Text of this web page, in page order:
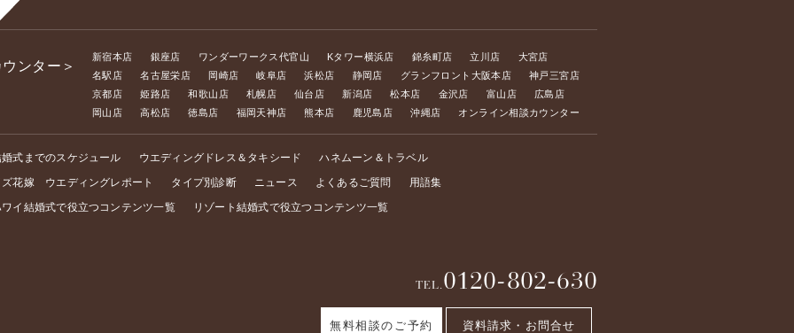
ンター＞
新宿本店 銀座店 ワンダーワークス代官山 Kタワー横浜店 錦糸町店 立川店
大宮店
名駅店
名古屋栄店 岡崎店 岐阜店 浜松店 静岡店 グランフロント大阪本店
神戸三宮店
京都店
姫路店 和歌山店 札幌店 仙台店 新潟店 松本店 金沢店 富山店
広島店
岡山店
高松店 徳島店 福岡天神店 熊本店 鹿児島店 沖縄店 オンライン相談カウンター
婚式までのスケジュール ウエディングドレス＆タキシード
ハネムーン＆トラベル
ズ花嫁 ウエディングレポート タイプ別診断 ニュース よくあるご質問
用語集
ワイ結婚式で役立つコンテンツ一覧 リゾート結婚式で役立つコンテンツ一覧
TEL.0120-802-630
無料相談のご予約 資料請求・お問合せ